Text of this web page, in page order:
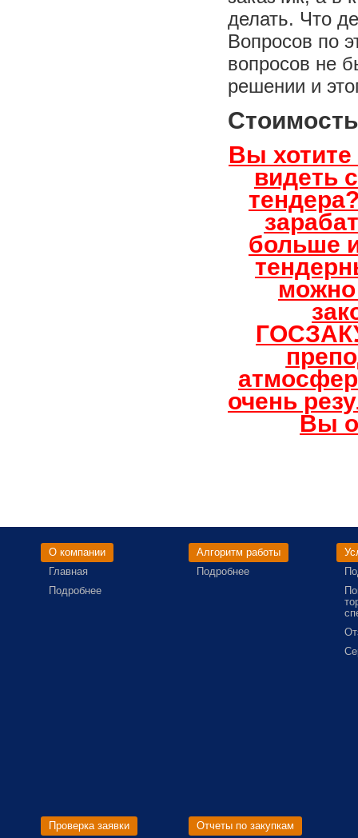
делать. Что
Вопросов по
вопросов не
решении и
Вы
видеть
больше
очень
Вы
О компании
Главная
Подробнее
Алгоритм работы
Подробнее
Проверка заявки
Отчеты по закупкам